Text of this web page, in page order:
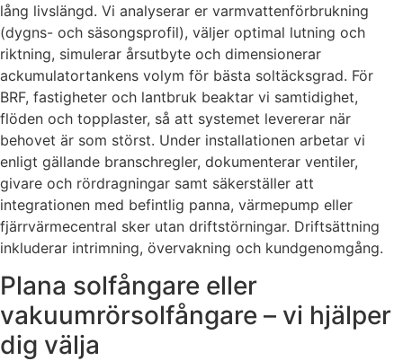
lång livslängd. Vi analyserar er varmvattenförbrukning
(dygns- och säsongsprofil), väljer optimal lutning och
riktning, simulerar årsutbyte och dimensionerar
ackumulatortankens volym för bästa soltäcksgrad. För
BRF, fastigheter och lantbruk beaktar vi samtidighet,
flöden och topplaster, så att systemet levererar när
behovet är som störst. Under installationen arbetar vi
enligt gällande branschregler, dokumenterar ventiler,
givare och rördragningar samt säkerställer att
integrationen med befintlig panna, värmepump eller
fjärrvärmecentral sker utan driftstörningar. Driftsättning
inkluderar intrimning, övervakning och kundgenomgång.
Plana solfångare eller
vakuumrörsolfångare – vi hjälper
dig välja